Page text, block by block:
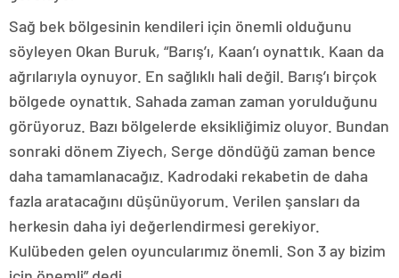
Sağ bek bölgesinin kendileri için önemli olduğunu
söyleyen Okan Buruk, “Barış’ı, Kaan’ı oynattık. Kaan da
ağrılarıyla oynuyor. En sağlıklı hali değil. Barış’ı birçok
bölgede oynattık. Sahada zaman zaman yorulduğunu
görüyoruz. Bazı bölgelerde eksikliğimiz oluyor. Bundan
sonraki dönem Ziyech, Serge döndüğü zaman bence
daha tamamlanacağız. Kadrodaki rekabetin de daha
fazla aratacağını düşünüyorum. Verilen şansları da
herkesin daha iyi değerlendirmesi gerekiyor.
Kulübeden gelen oyuncularımız önemli. Son 3 ay bizim